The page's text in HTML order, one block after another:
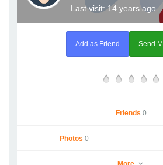
Last visit: 14 years ago
Add as Friend Send
Friends 0
Photos 0